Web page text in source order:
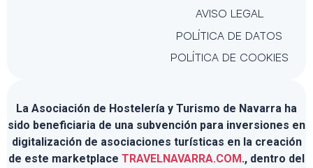
AVISO LEGAL
POLÍTICA DE DATOS
POLÍTICA DE COOKIES
La Asociación de Hostelería y Turismo de Navarra ha
sido beneficiaria de una subvención para inversiones en
digitalización de asociaciones turísticas en la creación
de este marketplace TRAVELNAVARRA.COM ., dentro del